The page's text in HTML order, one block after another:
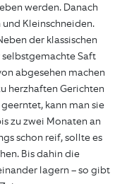
werden. Danach
und Kleinschneiden.
der klassischen
Saft
abgesehen machen
herzhaften Gerichten
kann man sie
zu zwei Monaten an
schon reif, sollte es
Bis dahin die
lagern – so gibt